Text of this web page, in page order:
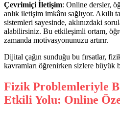
Çevrimiçi İletişim: Online dersler,
anlık iletişim imkânı sağlıyor. Akıllı
sistemleri sayesinde, aklınızdaki
alabilirsiniz. Bu etkileşimli ortam,
zamanda motivasyonunuzu artırır.
Dijital çağın sunduğu bu fırsatlar,
kavramları öğrenirken sizlere büyük
Fizik Problemleriyle
Etkili Yolu: Online